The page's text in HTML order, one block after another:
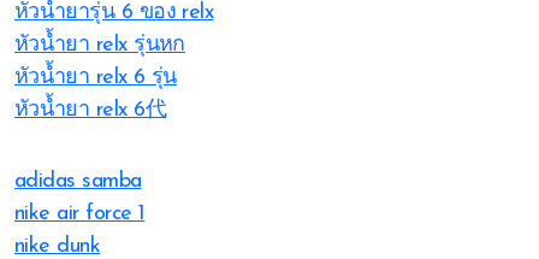
หัวน้ำยารุ่น 6 ของ relx
หัวน้ำยา relx รุ่นหก
หัวน้ำยา relx 6 รุ่น
หัวน้ำยา relx 6代
adidas samba
nike air force 1
nike dunk